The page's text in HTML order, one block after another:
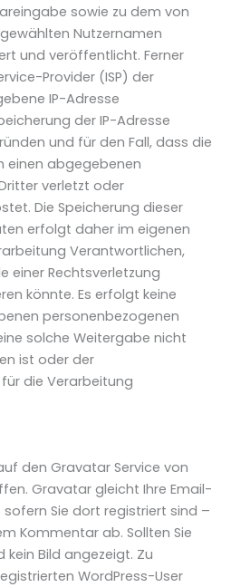
sowie zu dem von
Nutzernamen
und veröffentlicht. Ferner
Provider (ISP) der
IP-Adresse
der IP-Adresse
und für den Fall, dass die
einen abgegebenen
verletzt oder
Die Speicherung dieser
erfolgt daher im eigenen
Verantwortlichen,
einer Rechtsverletzung
könnte. Es erfolgt keine
personenbezogenen
solche Weitergabe nicht
ist oder der
die Verarbeitung
den Gravatar Service von
Gravatar gleicht Ihre Email-
Sie dort registriert sind –
Kommentar ab. Sollten Sie
kein Bild angezeigt. Zu
WordPress-User